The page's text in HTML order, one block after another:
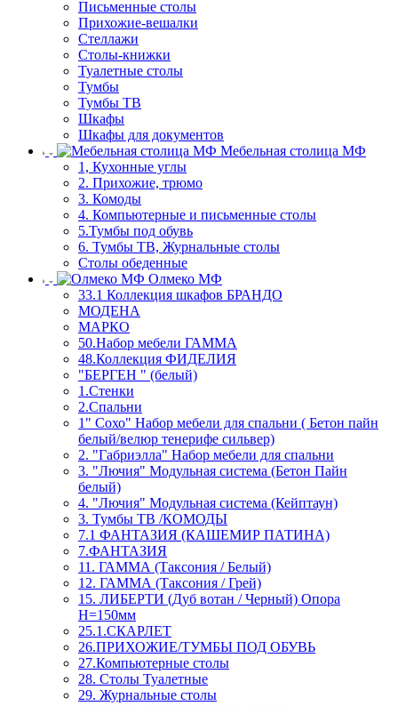
Письменные столы
Прихожие-вешалки
Стеллажи
Столы-книжки
Туалетные столы
Тумбы
Тумбы ТВ
Шкафы
Шкафы для документов
Мебельная столица МФ
1, Кухонные углы
2. Прихожие, трюмо
3. Комоды
4. Компьютерные и письменные столы
5.Тумбы под обувь
6. Тумбы ТВ, Журнальные столы
Столы обеденные
Олмеко МФ
33.1 Коллекция шкафов БРАНДО
МОДЕНА
МАРКО
50.Набор мебели ГАММА
48.Коллекция ФИДЕЛИЯ
"БЕРГЕН " (белый)
1.Стенки
2.Спальни
1" Сохо" Набор мебели для спальни ( Бетон пайн
белый/велюр тенерифе сильвер)
2. "Габриэлла" Набор мебели для спальни
3. "Лючия" Модульная система (Бетон Пайн
белый)
4. "Лючия" Модульная система (Кейптаун)
3. Тумбы ТВ /КОМОДЫ
7.1 ФАНТАЗИЯ (КАШЕМИР ПАТИНА)
7.ФАНТАЗИЯ
11. ГАММА (Таксония / Белый)
12. ГАММА (Таксония / Грей)
15. ЛИБЕРТИ (Дуб вотан / Черный) Опора
Н=150мм
25.1.СКАРЛЕТ
26.ПРИХОЖИЕ/ТУМБЫ ПОД ОБУВЬ
27.Компьютерные столы
28. Столы Туалетные
29. Журнальные столы